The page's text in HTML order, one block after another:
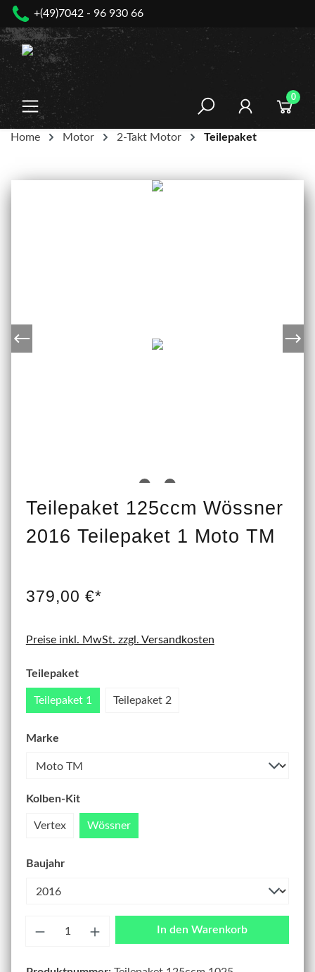
springen
+(49)7042 - 96 930 66
0
Home Motor 2-Takt Motor Teilepaket
Teilepaket 125ccm Wössner
2016 Teilepaket 1 Moto TM
379,00 €*
Preise inkl. MwSt. zzgl. Versandkosten
Teilepaket
Teilepaket 1 Teilepaket 2
Marke
Kolben-Kit
Vertex Wössner
Baujahr
In den Warenkorb